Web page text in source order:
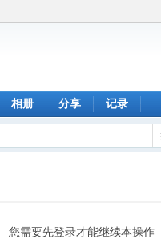
相册 分享 记录
您需要先登录才能继续本操作